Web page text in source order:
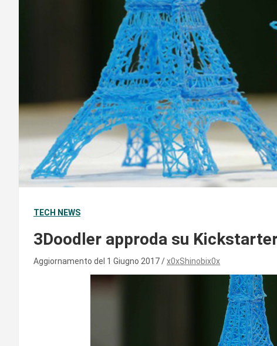
TECH NEWS
3Doodler approda su
Aggiornamento del 1 Giugno 2017 x0xShinobix0x